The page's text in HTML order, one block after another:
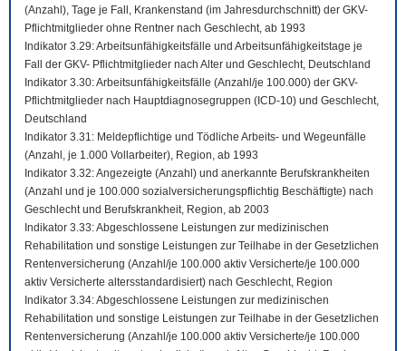
(Anzahl), Tage je Fall, Krankenstand (im Jahresdurchschnitt) der GKV-
Pflichtmitglieder ohne Rentner nach Geschlecht, ab 1993
Indikator 3.29: Arbeitsunfähigkeitsfälle und Arbeitsunfähigkeitstage je
Fall der GKV- Pflichtmitglieder nach Alter und Geschlecht, Deutschland
Indikator 3.30: Arbeitsunfähigkeitsfälle (Anzahl/je 100.000) der GKV-
Pflichtmitglieder nach Hauptdiagnosegruppen (ICD-10) und Geschlecht,
Deutschland
Indikator 3.31: Meldepflichtige und Tödliche Arbeits- und Wegeunfälle
(Anzahl, je 1.000 Vollarbeiter), Region, ab 1993
Indikator 3.32: Angezeigte (Anzahl) und anerkannte Berufskrankheiten
(Anzahl und je 100.000 sozialversicherungspflichtig Beschäftigte) nach
Geschlecht und Berufskrankheit, Region, ab 2003
Indikator 3.33: Abgeschlossene Leistungen zur medizinischen
Rehabilitation und sonstige Leistungen zur Teilhabe in der Gesetzlichen
Rentenversicherung (Anzahl/je 100.000 aktiv Versicherte/je 100.000
aktiv Versicherte altersstandardisiert) nach Geschlecht, Region
Indikator 3.34: Abgeschlossene Leistungen zur medizinischen
Rehabilitation und sonstige Leistungen zur Teilhabe in der Gesetzlichen
Rentenversicherung (Anzahl/je 100.000 aktiv Versicherte/je 100.000